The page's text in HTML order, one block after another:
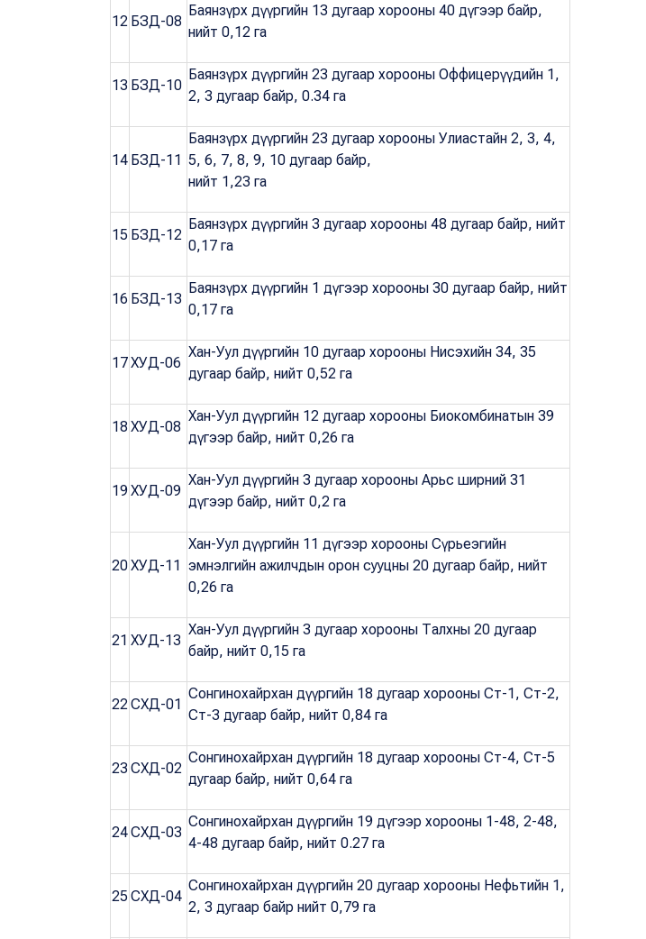
12 БЗД-08
Баянзүрх дүүргийн 13 дугаар хорооны 40 дүгээр байр,
нийт 0,12 га
13 БЗД-10
Баянзүрх дүүргийн 23 дугаар хорооны Оффицерүүдийн 1,
2, 3 дугаар байр, 0.34 га
14 БЗД-11
Баянзүрх дүүргийн 23 дугаар хорооны Улиастайн 2, 3, 4,
5, 6, 7, 8, 9, 10 дугаар байр,
нийт 1,23 га
15 БЗД-12
Баянзүрх дүүргийн 3 дугаар хорооны 48 дугаар байр, нийт
0,17 га
16 БЗД-13
Баянзүрх дүүргийн 1 дүгээр хорооны 30 дугаар байр, нийт
0,17 га
17ХУД-06
Хан-Уул дүүргийн 10 дугаар хорооны Нисэхийн 34, 35
дугаар байр, нийт 0,52 га
18 ХУД-08
Хан-Уул дүүргийн 12 дугаар хорооны Биокомбинатын 39
дүгээр байр, нийт 0,26 га
19ХУД-09
Хан-Уул дүүргийн 3 дугаар хорооны Арьс ширний 31
дүгээр байр, нийт 0,2 га
20ХУД-11
Хан-Уул дүүргийн 11 дүгээр хорооны Сүрьеэгийн
эмнэлгийн ажилчдын орон сууцны 20 дугаар байр, нийт
0,26 га
21 ХУД-13
Хан-Уул дүүргийн 3 дугаар хорооны Талхны 20 дугаар
байр, нийт 0,15 га
22 СХД-01
Сонгинохайрхан дүүргийн 18 дугаар хорооны Ст-1, Ст-2,
Ст-3 дугаар байр, нийт 0,84 га
23СХД-02
Сонгинохайрхан дүүргийн 18 дугаар хорооны Ст-4, Ст-5
дугаар байр, нийт 0,64 га
24СХД-03
Сонгинохайрхан дүүргийн 19 дүгээр хорооны 1-48, 2-48,
4-48 дугаар байр, нийт 0.27 га
25 СХД-04
Сонгинохайрхан дүүргийн 20 дугаар хорооны Нефьтийн 1,
2, 3 дугаар байр нийт 0,79 га